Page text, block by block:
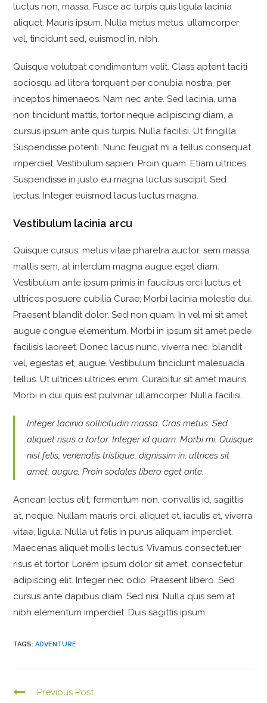
luctus non, massa. Fusce ac turpis quis ligula lacinia
aliquet. Mauris ipsum. Nulla metus metus, ullamcorper
vel, tincidunt sed, euismod in, nibh.
Quisque volutpat condimentum velit. Class aptent taciti
sociosqu ad litora torquent per conubia nostra, per
inceptos himenaeos. Nam nec ante. Sed lacinia, urna
non tincidunt mattis, tortor neque adipiscing diam, a
cursus ipsum ante quis turpis. Nulla facilisi. Ut fringilla.
Suspendisse potenti. Nunc feugiat mi a tellus consequat
imperdiet. Vestibulum sapien. Proin quam. Etiam ultrices.
Suspendisse in justo eu magna luctus suscipit. Sed
lectus. Integer euismod lacus luctus magna.
Vestibulum lacinia arcu
Quisque cursus, metus vitae pharetra auctor, sem massa
mattis sem, at interdum magna augue eget diam.
Vestibulum ante ipsum primis in faucibus orci luctus et
ultrices posuere cubilia Curae; Morbi lacinia molestie dui.
Praesent blandit dolor. Sed non quam. In vel mi sit amet
augue congue elementum. Morbi in ipsum sit amet pede
facilisis laoreet. Donec lacus nunc, viverra nec, blandit
vel, egestas et, augue. Vestibulum tincidunt malesuada
tellus. Ut ultrices ultrices enim. Curabitur sit amet mauris.
Morbi in dui quis est pulvinar ullamcorper. Nulla facilisi.
Integer lacinia sollicitudin massa. Cras metus. Sed
aliquet risus a tortor. Integer id quam. Morbi mi. Quisque
nisl felis, venenatis tristique, dignissim in, ultrices sit
amet, augue. Proin sodales libero eget ante.
Aenean lectus elit, fermentum non, convallis id, sagittis
at, neque. Nullam mauris orci, aliquet et, iaculis et, viverra
vitae, ligula. Nulla ut felis in purus aliquam imperdiet.
Maecenas aliquet mollis lectus. Vivamus consectetuer
risus et tortor. Lorem ipsum dolor sit amet, consectetur
adipiscing elit. Integer nec odio. Praesent libero. Sed
cursus ante dapibus diam. Sed nisi. Nulla quis sem at
nibh elementum imperdiet. Duis sagittis ipsum.
TAGS:ADVENTURE
C Previous Post